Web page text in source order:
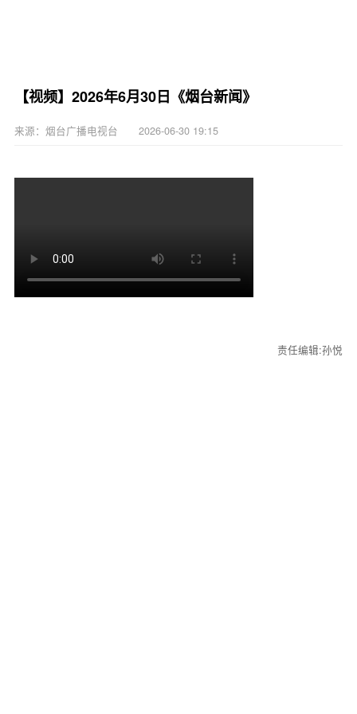
【视频】2026年6月30日《烟台新闻》
来源：烟台广播电视台 2026-06-30 19:15
责任编辑:孙悦